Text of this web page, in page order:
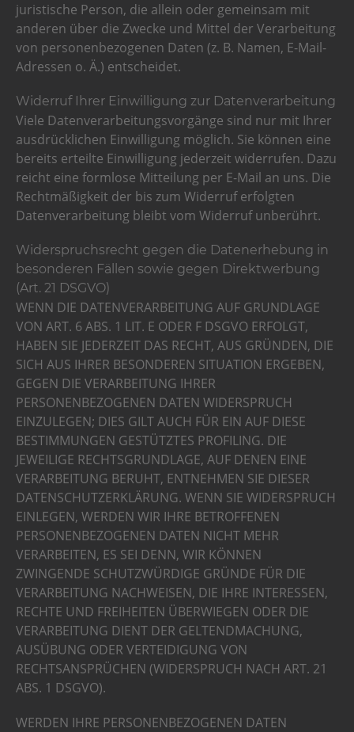
juristische Person, die allein oder gemeinsam mit
anderen über die Zwecke und Mittel der Verarbeitung
von personenbezogenen Daten (z. B. Namen, E-Mail-
Adressen o. Ä.) entscheidet.
Widerruf Ihrer Einwilligung zur Datenverarbeitung
Viele Datenverarbeitungsvorgänge sind nur mit Ihrer
ausdrücklichen Einwilligung möglich. Sie können eine
bereits erteilte Einwilligung jederzeit widerrufen. Dazu
reicht eine formlose Mitteilung per E-Mail an uns. Die
Rechtmäßigkeit der bis zum Widerruf erfolgten
Datenverarbeitung bleibt vom Widerruf unberührt.
Widerspruchsrecht gegen die Datenerhebung in
besonderen Fällen sowie gegen Direktwerbung
(Art. 21 DSGVO)
WENN DIE DATENVERARBEITUNG AUF GRUNDLAGE
VON ART. 6 ABS. 1 LIT. E ODER F DSGVO ERFOLGT,
HABEN SIE JEDERZEIT DAS RECHT, AUS GRÜNDEN, DIE
SICH AUS IHRER BESONDEREN SITUATION ERGEBEN,
GEGEN DIE VERARBEITUNG IHRER
PERSONENBEZOGENEN DATEN WIDERSPRUCH
EINZULEGEN; DIES GILT AUCH FÜR EIN AUF DIESE
BESTIMMUNGEN GESTÜTZTES PROFILING. DIE
JEWEILIGE RECHTSGRUNDLAGE, AUF DENEN EINE
VERARBEITUNG BERUHT, ENTNEHMEN SIE DIESER
DATENSCHUTZERKLÄRUNG. WENN SIE WIDERSPRUCH
EINLEGEN, WERDEN WIR IHRE BETROFFENEN
PERSONENBEZOGENEN DATEN NICHT MEHR
VERARBEITEN, ES SEI DENN, WIR KÖNNEN
ZWINGENDE SCHUTZWÜRDIGE GRÜNDE FÜR DIE
VERARBEITUNG NACHWEISEN, DIE IHRE INTERESSEN,
RECHTE UND FREIHEITEN ÜBERWIEGEN ODER DIE
VERARBEITUNG DIENT DER GELTENDMACHUNG,
AUSÜBUNG ODER VERTEIDIGUNG VON
RECHTSANSPRÜCHEN (WIDERSPRUCH NACH ART. 21
ABS. 1 DSGVO).
WERDEN IHRE PERSONENBEZOGENEN DATEN